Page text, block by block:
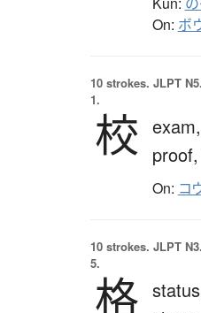
On: ボ
10 strokes. JLPT
1.
校 exam,
proof,
On: コ
10 strokes. JLPT
5.
格